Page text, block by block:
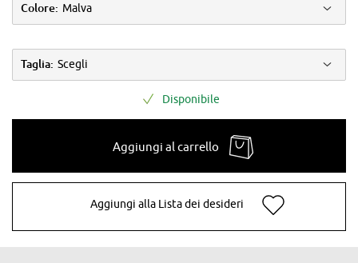
Colore: Malva
Taglia: Scegli
Disponibile
Aggiungi al carrello
Aggiungi alla Lista dei desideri